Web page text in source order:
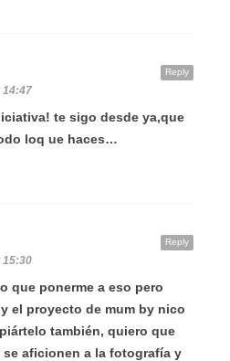
Reply
14:47
te sigo desde ya,que
loq ue haces…
Reply
15:30
que ponerme a eso pero
el proyecto de mum by nico
también, quiero que
se aficionen a la fotografía y